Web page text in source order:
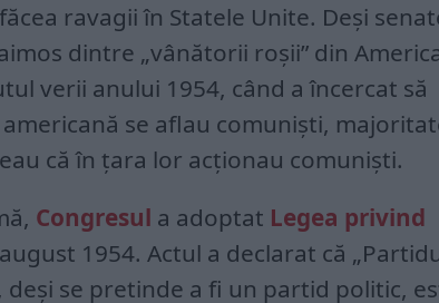
ravagii în Statele Unite. Deși
dintre „vânătorii roșii” din
verii anului 1954, când a încercat să
se aflau comuniști,
că în țara lor acționau comuniști.
Congresul a adoptat Legea privind
1954. Actul a declarat că
se pretinde a fi un partid politic,